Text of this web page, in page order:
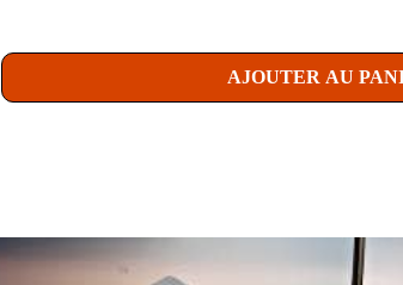
AJOUTER AU